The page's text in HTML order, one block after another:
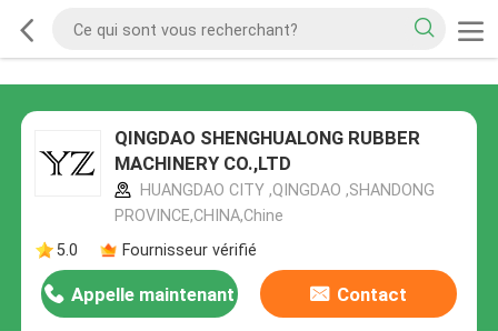
QINGDAO SHENGHUALONG RUBBER
MACHINERY CO.,LTD
HUANGDAO CITY ,QINGDAO ,SHANDONG
PROVINCE,CHINA,Chine
5.0
Fournisseur vérifié
Appelle maintenant Contact